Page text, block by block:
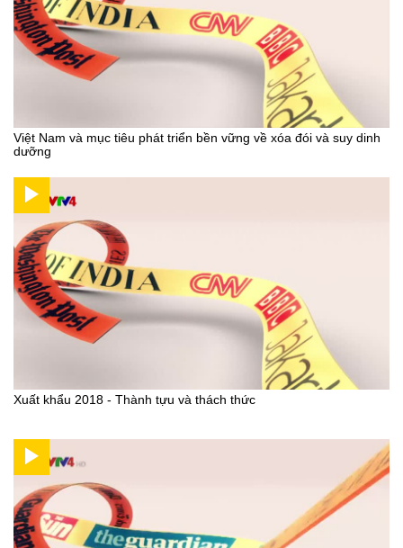
Việt Nam và mục tiêu phát triển bền vững về xóa đói và suy dinh
dưỡng
Xuất khẩu 2018 - Thành tựu và thách thức